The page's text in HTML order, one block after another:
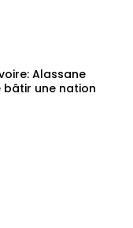
Alassane
une nation